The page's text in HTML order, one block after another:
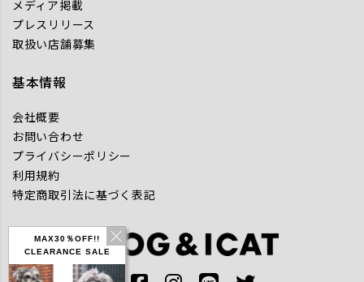
MAX30％OFF!!
CLEARANCE SALE
メディア掲載
プレスリリース
取扱い店舗募集
基本情報
会社概要
お問い合わせ
プライバシーポリシー
利用規約
特定商取引法に基づく表記